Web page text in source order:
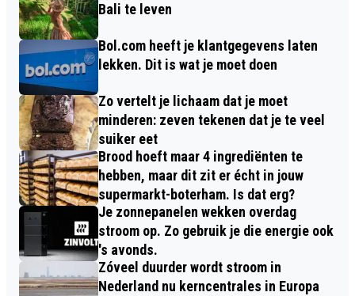
Bali te leven
Bol.com heeft je klantgegevens laten
lekken. Dit is wat je moet doen
Zo vertelt je lichaam dat je moet
minderen: zeven tekenen dat je te veel
suiker eet
Brood hoeft maar 4 ingrediënten te
hebben, maar dit zit er écht in jouw
supermarkt-boterham. Is dat erg?
Je zonnepanelen wekken overdag
stroom op. Zo gebruik je die energie ook
's avonds.
Zóveel duurder wordt stroom in
Nederland nu kerncentrales in Europa